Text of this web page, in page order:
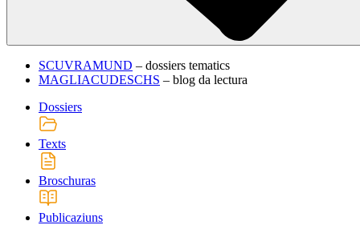
SCUVRAMUND – dossiers tematics
MAGLIACUDESCHS – blog da lectura
Dossiers
Texts
Broschuras
Publicaziuns